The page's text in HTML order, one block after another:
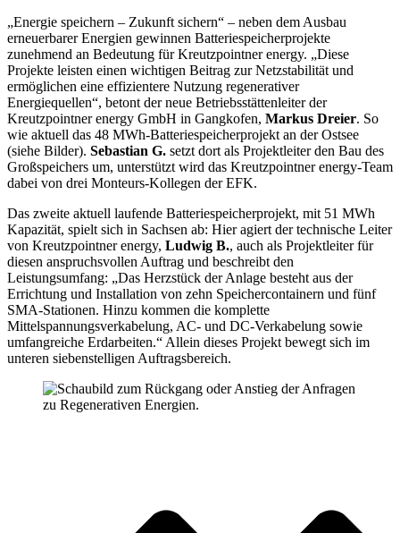
„Energie speichern – Zukunft sichern“ – neben dem Ausbau
erneuerbarer Energien gewinnen Batteriespeicherprojekte
zunehmend an Bedeutung für Kreutzpointner energy. „Diese
Projekte leisten einen wichtigen Beitrag zur Netzstabilität und
ermöglichen eine effizientere Nutzung regenerativer
Energiequellen“, betont der neue Betriebsstättenleiter der
Kreutzpointner energy GmbH in Gangkofen, Markus Dreier. So
wie aktuell das 48 MWh-Batteriespeicherprojekt an der Ostsee
(siehe Bilder). Sebastian G. setzt dort als Projektleiter den Bau des
Großspeichers um, unterstützt wird das Kreutzpointner energy-Team
dabei von drei Monteurs-Kollegen der EFK.
Das zweite aktuell laufende Batteriespeicherprojekt, mit 51 MWh
Kapazität, spielt sich in Sachsen ab: Hier agiert der technische Leiter
von Kreutzpointner energy, Ludwig B., auch als Projektleiter für
diesen anspruchsvollen Auftrag und beschreibt den
Leistungsumfang: „Das Herzstück der Anlage besteht aus der
Errichtung und Installation von zehn Speichercontainern und fünf
SMA-Stationen. Hinzu kommen die komplette
Mittelspannungsverkabelung, AC- und DC-Verkabelung sowie
umfangreiche Erdarbeiten.“ Allein dieses Projekt bewegt sich im
unteren siebenstelligen Auftragsbereich.